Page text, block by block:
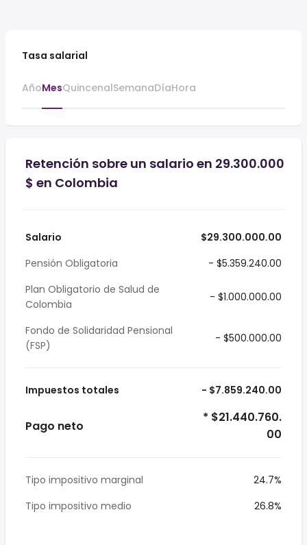
Tasa salarial
AñoMesQuincenalSemanaDíaHora
Retención sobre un salario en 29.300.000
$ en Colombia
Salario
$29.300.000.00
Pensión Obligatoria
- $5.359.240.00
Plan Obligatorio de Salud de
Colombia
- $1.000.000.00
Fondo de Solidaridad Pensional
(FSP)
- $500.000.00
Impuestos totales - $7.859.240.00
Pago neto
* $21.440.760.
00
Tipo impositivo marginal
24.7%
Tipo impositivo medio
26.8%